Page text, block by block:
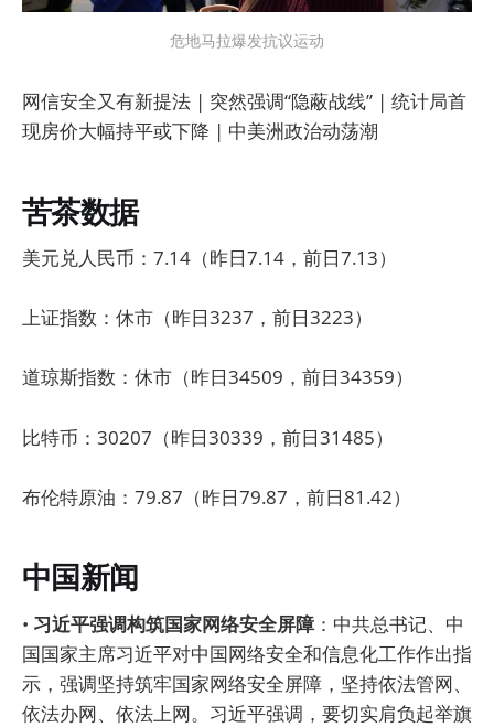
危地马拉爆发抗议运动
网信安全又有新提法 | 突然强调“隐蔽战线” | 统计局首
现房价大幅持平或下降 | 中美洲政治动荡潮
苦茶数据
美元兑人民币：7.14（昨日7.14，前日7.13）
上证指数：休市（昨日3237，前日3223）
道琼斯指数：休市（昨日34509，前日34359）
比特币：30207（昨日30339，前日31485）
布伦特原油：79.87（昨日79.87，前日81.42）
中国新闻
• 习近平强调构筑国家网络安全屏障 ：中共总书记、中
国国家主席习近平对中国网络安全和信息化工作作出指
示，强调坚持筑牢国家网络安全屏障，坚持依法管网、
依法办网、依法上网。习近平强调，要切实肩负起举旗